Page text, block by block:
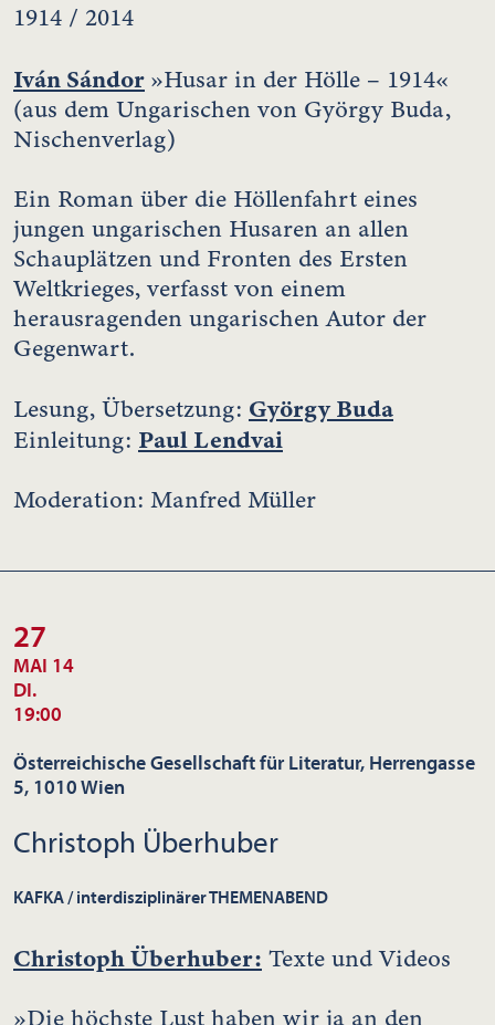
1914 / 2014
Iván Sándor »Husar in der Hölle – 1914«
(aus dem Ungarischen von György Buda,
Nischenverlag)
Ein Roman über die Höllenfahrt eines
jungen ungarischen Husaren an allen
Schauplätzen und Fronten des Ersten
Weltkrieges, verfasst von einem
herausragenden ungarischen Autor der
Gegenwart.
Lesung, Übersetzung: György Buda
Einleitung: Paul Lendvai
Moderation: Manfred Müller
27
MAI 14
DI.
19:00
Österreichische Gesellschaft für Literatur, Herrengasse
5, 1010 Wien
Christoph Überhuber
KAFKA / interdisziplinärer THEMENABEND
Christoph Überhuber: Texte und Videos
»Die höchste Lust haben wir ja an den